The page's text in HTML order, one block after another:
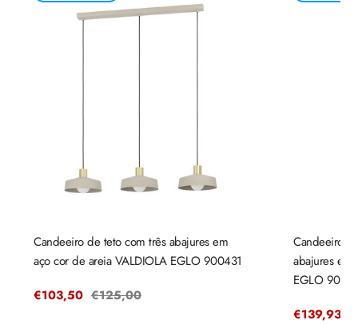
Candeeiro de teto com três abajures em
aço cor de areia VALDIOLA EGLO 900431
Preço
€103,50 Preço
€125,00
Candeeiro
abajures em
EGLO
Preço
€139,93